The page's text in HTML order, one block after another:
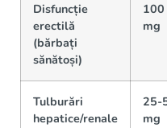
Disfuncție
erectilă
(bărbați
sănătoși)
100
mg
Tulburări
hepatice/renale
25-
mg